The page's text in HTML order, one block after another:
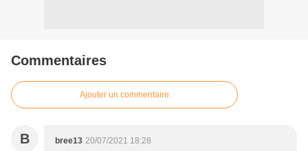
Commentaires
Ajouter un commentaire
B bree13 20/07/2021 18:28